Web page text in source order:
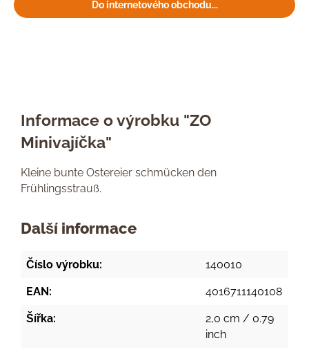
Do internetového obchodu...
Informace o výrobku "ZO
Minivajíčka"
Kleine bunte Ostereier schmücken den
Frühlingsstrauß.
Další informace
Číslo výrobku: 140010
EAN: 4016711140108
Šířka:
2,0 cm / 0.79
inch